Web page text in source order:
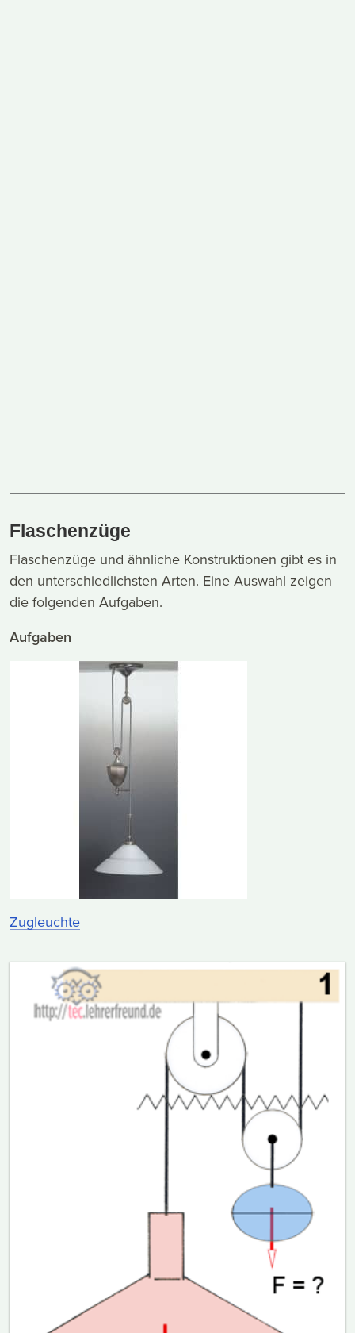
Flaschenzüge
Flaschenzüge und ähnliche Konstruktionen gibt es in
den unterschiedlichsten Arten. Eine Auswahl zeigen
die folgenden Aufgaben.
Aufgaben
Zugleuchte